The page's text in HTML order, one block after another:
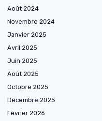
Août 2024
Novembre 2024
Janvier 2025
Avril 2025
Juin 2025
Août 2025
Octobre 2025
Décembre 2025
Février 2026